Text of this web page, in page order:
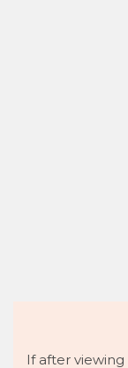
If after